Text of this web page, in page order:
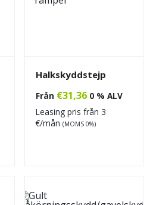
Halkskyddstejp
Från €31,36 0 % ALV
Leasing pris från 3
€/mån (MOMS 0%)